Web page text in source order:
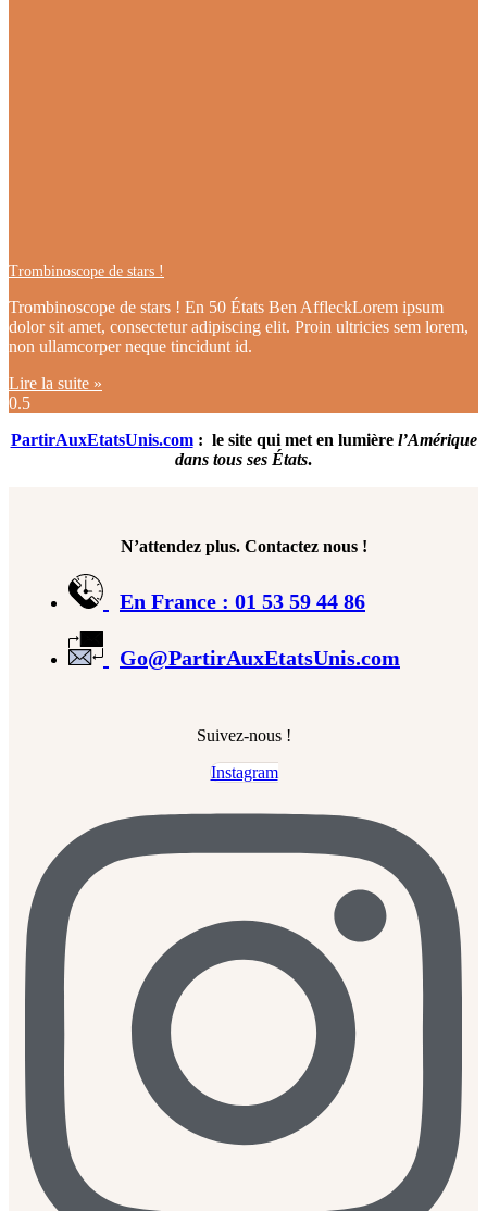
Trombinoscope de stars !
Trombinoscope de stars ! En 50 États Ben AffleckLorem ipsum
dolor sit amet, consectetur adipiscing elit. Proin ultricies sem lorem,
non ullamcorper neque tincidunt id.
Lire la suite »
PartirAuxEtatsUnis.com: le site qui met en lumière l’Amérique
dans tous ses États.
N’attendez plus. Contactez nous !
En France : 01 53 59 44 86
Go@PartirAuxEtatsUnis.com
Suivez-nous !
Instagram